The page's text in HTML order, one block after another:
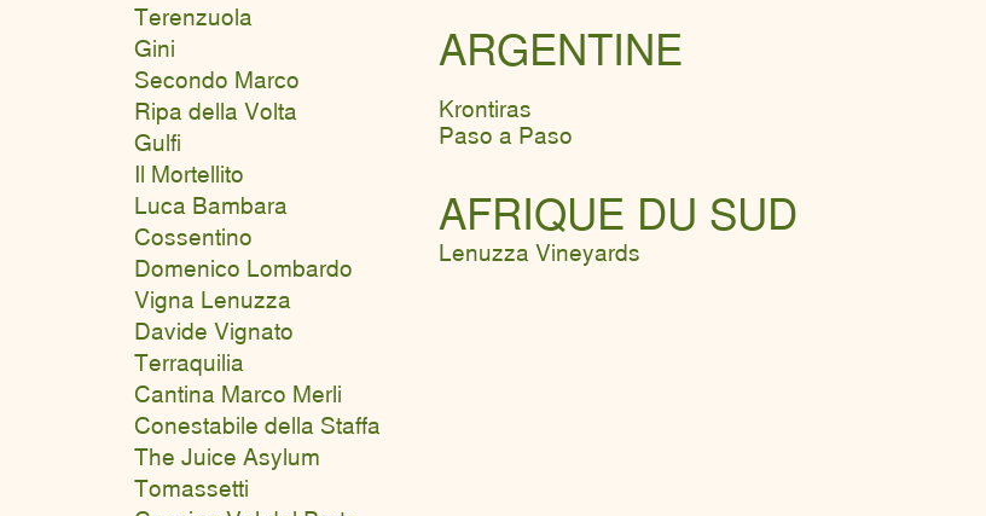
Terenzuola
Gini
Secondo Marco
Ripa della Volta
Gulfi
Il Mortellito
Luca Bambara
Cossentino
Domenico Lombardo
Vigna Lenuzza
Davide Vignato
Terraquilia
Cantina Marco Merli
Conestabile della Staffa
The Juice Asylum
Tomassetti
ARGENTINE
Krontiras
Paso a Paso
AFRIQUE DU SUD
Lenuzza Vineyards